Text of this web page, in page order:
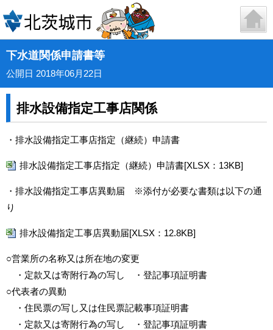
下水道関係申請書等
公開日 2018年06月22日
排水設備指定工事店関係
・排水設備指定工事店指定（継続）申請書
排水設備指定工事店指定（継続）申請書[XLSX：13KB]
・排水設備指定工事店異動届 ※添付が必要な書類は以下の通
り
排水設備指定工事店異動届[XLSX：12.8KB]
○営業所の名称又は所在地の変更
・定款又は寄附行為の写し ・登記事項証明書
○代表者の異動
・住民票の写し又は住民票記載事項証明書
・定款又は寄附行為の写し ・登記事項証明書